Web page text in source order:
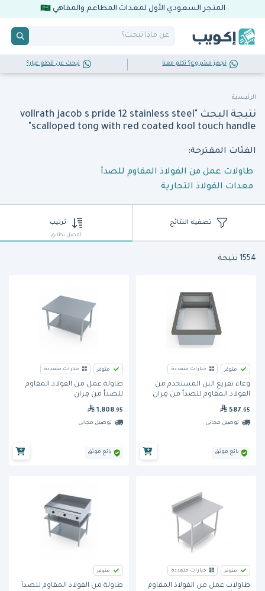
المتجر السعودي الأول لمعدات المطاعم والمقاهي
تجهز مشروع؟ تكلم معنا تبحث عن قطع غيار؟
الرئيسية
نتيجة البحث "vollrath jacob s pride 12 stainless steel
scalloped tong with red coated kool touch handle"
الفئات المقترحة:
طاولات عمل من الفولاذ المقاوم للصدأ
معدات الفولاذ التجارية
تصفية النتائج ترتيب
أفضل تطابق
1554 نتيجة
متوفر خيارات متعددة
وعاء تفريغ البن المستخدم من
الفولاذ المقاوم للصدأ من مِران
587 .65
توصيل مجاني
بائع موثق
متوفر خيارات متعددة
طاولة عمل من الفولاذ المقاوم
للصدأ من مِران
1,808.95
توصيل مجاني
بائع موثق
متوفر خيارات متعددة
طاولات عمل من الفولاذ المقاوم
متوفر
طاولة من الفولاذ المقاوم للصدأ